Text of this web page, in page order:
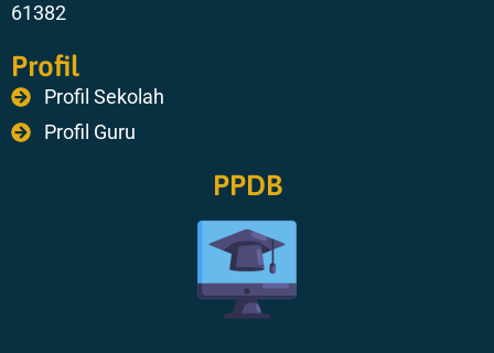
61382
Profil
Profil Sekolah
Profil Guru
PPDB